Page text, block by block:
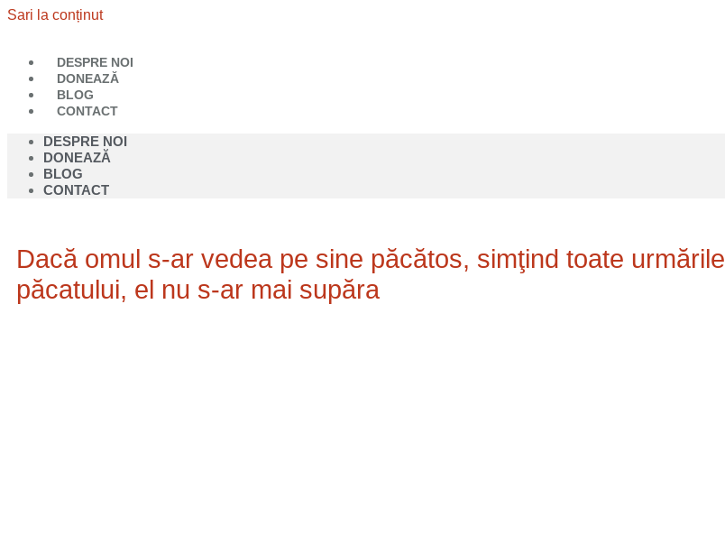
Sari la conținut
DESPRE NOI
DONEAZĂ
BLOG
CONTACT
DESPRE NOI
DONEAZĂ
BLOG
CONTACT
Dacă omul s-ar vedea pe sine păcătos, simţind toate urmările
păcatului, el nu s-ar mai supăra